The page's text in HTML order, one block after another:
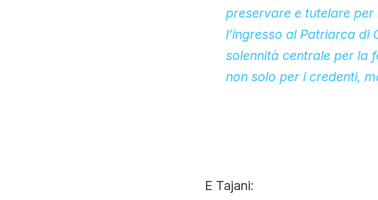
preservare e tutelare
l’ingresso al Patriarca di
solennità centrale per la
non solo per i credenti,
E Tajani: